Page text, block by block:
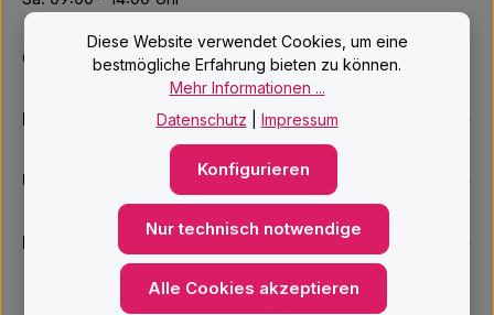
Oder über unserKontaktformular .
Informationen
Unsere Services
Newsletter
Diese Website verwendet Cookies, um eine
bestmögliche Erfahrung bieten zu können.
Mehr Informationen ...
Datenschutz
Impressum
Nur technisch notwendige
Konfigurieren
Alle Cookies akzeptieren